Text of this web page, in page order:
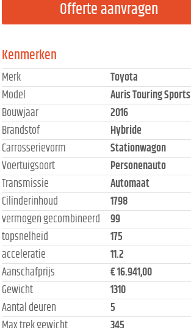
Offerte aanvragen
Kenmerken
Merk
Toyota
Model
Auris Touring Sports
Bouwjaar
2016
Brandstof
Hybride
Carrosserievorm
Stationwagon
Voertuigsoort
Personenauto
Transmissie
Automaat
Cilinderinhoud
1798
vermogen gecombineerd
99
topsnelheid
175
acceleratie
11.2
Aanschafprijs
€ 16.941,00
Gewicht
1310
Aantal deuren
5